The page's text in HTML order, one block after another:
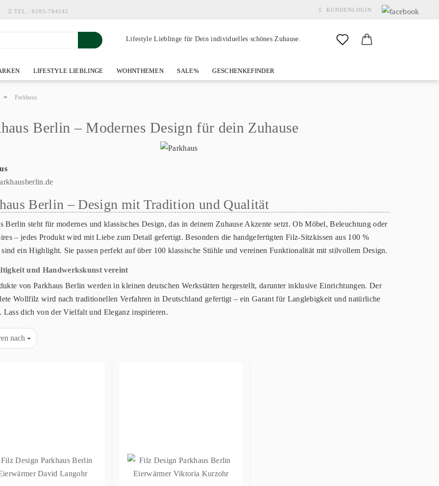
KUNDENLOGIN
TEL.: 0203-784242
Lifestyle Lieblinge für Dein individuelles schönes Zuhause.
LIFESTYLE LIEBLINGE WOHNTHEMEN SALE% GESCHENKEFINDER
» Parkhaus
Berlin – Modernes Design für dein Zuhause
Berlin – Design mit Tradition und Qualität
Berlin steht für modernes und klassisches Design, das in deinem Zuhause Akzente setzt. Ob Möbel, Beleuchtung oder
– jedes Produkt wird mit Liebe zum Detail gefertigt. Besonders die handgefertigten Filz-Sitzkissen aus 100 %
ein Highlight. Sie passen perfekt auf über 100 klassische Stühle und vereinen Funktionalität mit stilvollem Design.
und Handwerkskunst vereint
von Parkhaus Berlin werden in kleinen deutschen Werkstätten hergestellt, darunter inklusive Einrichtungen. Der
Wollfilz wird nach traditionellen Verfahren in Deutschland gefertigt – ein Garant für Langlebigkeit und natürliche
Lass dich von der Vielfalt und Eleganz inspirieren.
nach